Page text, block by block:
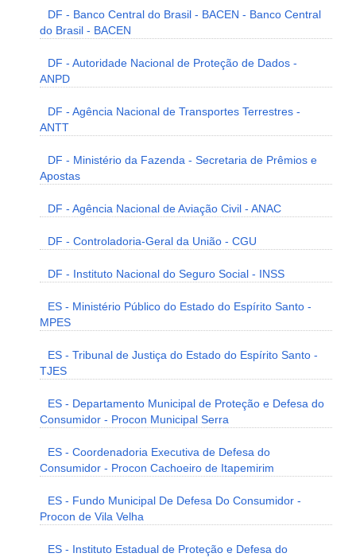
DF - Banco Central do Brasil - BACEN - Banco Central
do Brasil - BACEN
DF - Autoridade Nacional de Proteção de Dados -
ANPD
DF - Agência Nacional de Transportes Terrestres -
ANTT
DF - Ministério da Fazenda - Secretaria de Prêmios e
Apostas
DF - Agência Nacional de Aviação Civil - ANAC
DF - Controladoria-Geral da União - CGU
DF - Instituto Nacional do Seguro Social - INSS
ES - Ministério Público do Estado do Espírito Santo -
MPES
ES - Tribunal de Justiça do Estado do Espírito Santo -
TJES
ES - Departamento Municipal de Proteção e Defesa do
Consumidor - Procon Municipal Serra
ES - Coordenadoria Executiva de Defesa do
Consumidor - Procon Cachoeiro de Itapemirim
ES - Fundo Municipal De Defesa Do Consumidor -
Procon de Vila Velha
ES - Instituto Estadual de Proteção e Defesa do